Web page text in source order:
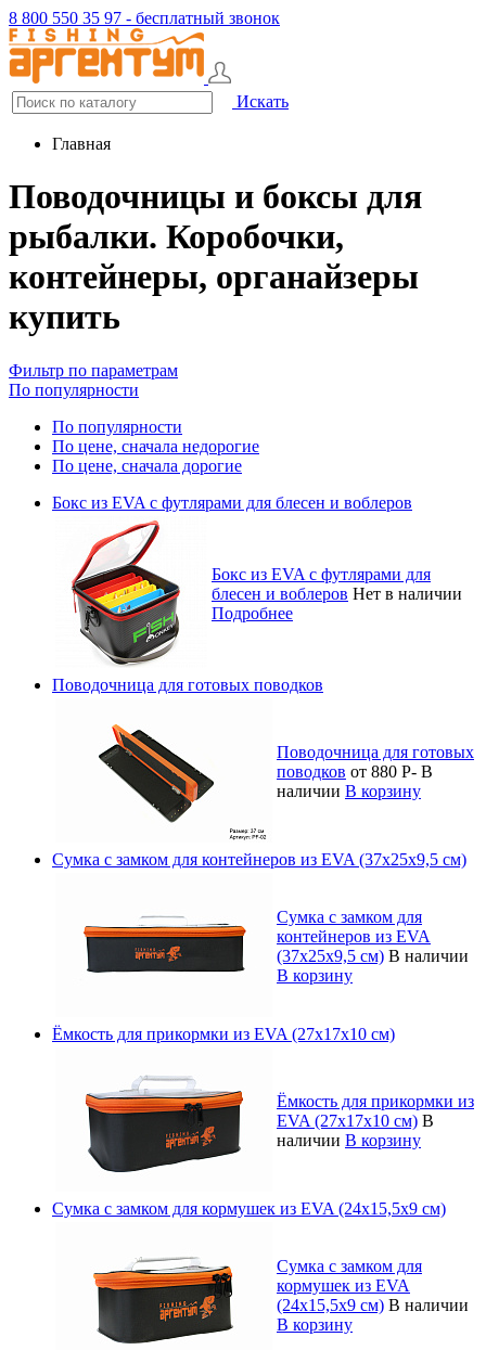
8 800 550 35 97 - бесплатный звонок
Искать
Главная
Поводочницы и боксы для
рыбалки. Коробочки,
контейнеры, органайзеры
купить
Фильтр по параметрам
По популярности
По популярности
По цене, сначала недорогие
По цене, сначала дорогие
Бокс из EVA с футлярами для блесен и воблеров
Бокс из EVA с футлярами для
блесен и воблеров Нет в наличии
Подробнее
Поводочница для готовых поводков
Поводочница для готовых
поводков от 880 Р- В
наличии В корзину
Сумка с замком для контейнеров из EVA (37х25х9,5 см)
Сумка с замком для
контейнеров из EVA
(37х25х9,5 см) В наличии
В корзину
Ёмкость для прикормки из EVA (27х17х10 см)
Ёмкость для прикормки из
EVA (27х17х10 см) В
наличии В корзину
Сумка с замком для кормушек из EVA (24х15,5х9 см)
Сумка с замком для
кормушек из EVA
(24х15,5х9 см) В наличии
В корзину